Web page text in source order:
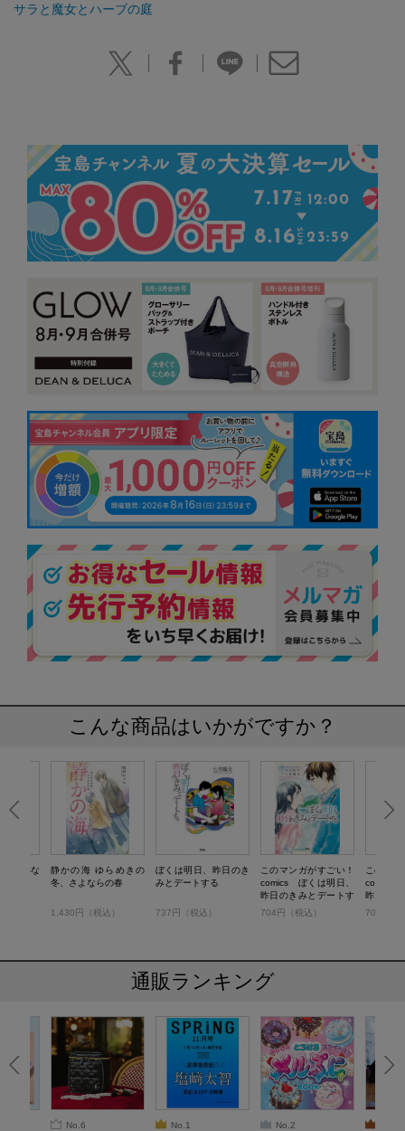
サラと魔女とハーブの庭
こんな商品はいかがですか？
言わな
静かの海 ゆらめきの
冬、さよならの春
1,430円（税込）
ぼくは明日、昨日のき
みとデートする
737円（税込）
このマンガがすごい！
comics ぼくは明日、
昨日のきみとデートす
る 1
704円（税込）
このマ
comics
昨日のき
る 2
704円（
通販ランキング
No.6 No.1 No.2